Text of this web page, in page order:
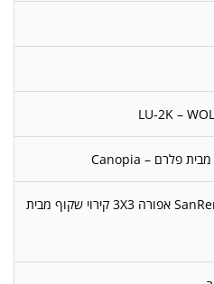
פרגולה אלומיניום סגורה SanRemo אפורה 3X3 קירוי שקוף מבית